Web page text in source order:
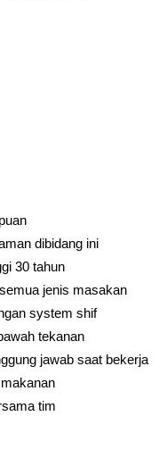
dibidang ini
30 tahun
jenis masakan
system shif
tekanan
jawab saat bekerja
tim